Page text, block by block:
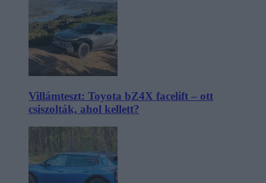
Villámteszt: Toyota bZ4X facelift – ott
csiszolták, ahol kellett?